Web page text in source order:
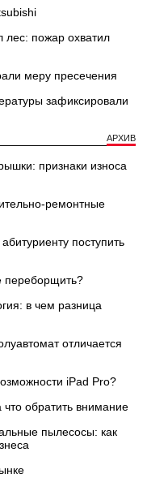
лес: пожар охватил
меру пресечения
зафиксировали
АРХИВ
признаки износа
ремонтные
поступить
переборщить?
в чем разница
отличается
iPad Pro?
обратить внимание
пылесосы: как